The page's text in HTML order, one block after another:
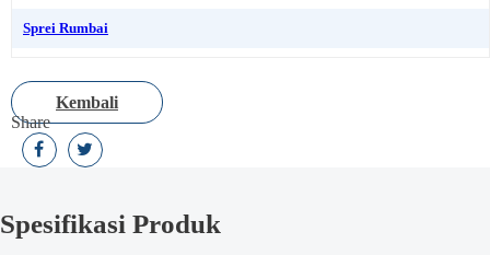
Sprei Rumbai
Kembali
Share
Spesifikasi Produk